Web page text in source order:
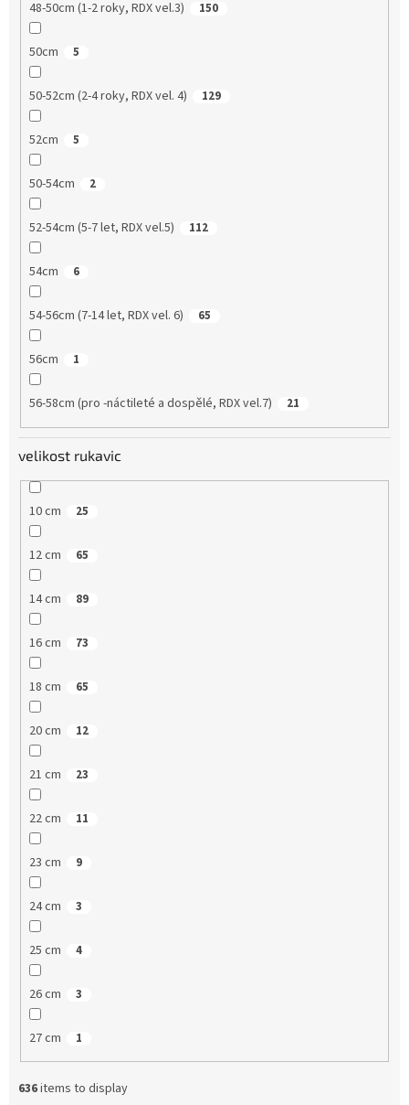
48-50cm (1-2 roky, RDX vel.3) 150
50cm 5
50-52cm (2-4 roky, RDX vel. 4) 129
52cm 5
50-54cm 2
52-54cm (5-7 let, RDX vel.5) 112
54cm 6
54-56cm (7-14 let, RDX vel. 6) 65
56cm 1
56-58cm (pro -náctileté a dospělé, RDX vel.7) 21
velikost rukavic
10 cm 25
12 cm 65
14 cm 89
16 cm 73
18 cm 65
20 cm 12
21 cm 23
22 cm 11
23 cm 9
24 cm 3
25 cm 4
26 cm 3
27 cm 1
636items to display